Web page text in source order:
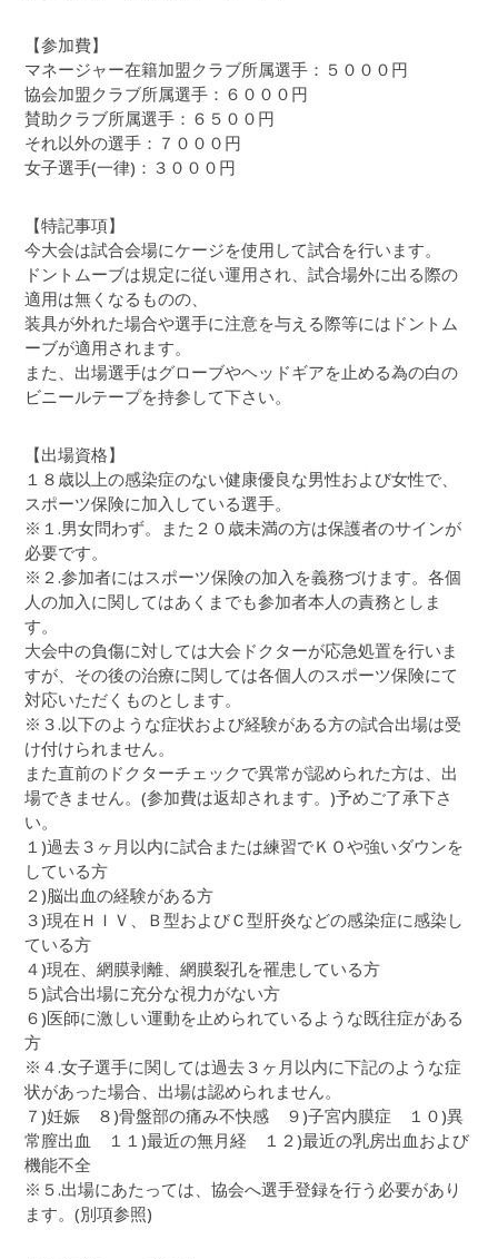
【参加費】
マネージャー在籍加盟クラブ所属選手：５０００円
協会加盟クラブ所属選手：６０００円
賛助クラブ所属選手：６５００円
それ以外の選手：７０００円
女子選手(一律)：３０００円
【特記事項】
今大会は試合会場にケージを使用して試合を行います。
ドントムーブは規定に従い運用され、試合場外に出る際の
適用は無くなるものの、
装具が外れた場合や選手に注意を与える際等にはドントム
ーブが適用されます。
また、出場選手はグローブやヘッドギアを止める為の白の
ビニールテープを持参して下さい。
【出場資格】
１８歳以上の感染症のない健康優良な男性および女性で、
スポーツ保険に加入している選手。
※１.男女問わず。また２０歳未満の方は保護者のサインが
必要です。
※２.参加者にはスポーツ保険の加入を義務づけます。各個
人の加入に関してはあくまでも参加者本人の責務としま
す。
大会中の負傷に対しては大会ドクターが応急処置を行いま
すが、その後の治療に関しては各個人のスポーツ保険にて
対応いただくものとします。
※３.以下のような症状および経験がある方の試合出場は受
け付けられません。
また直前のドクターチェックで異常が認められた方は、出
場できません。(参加費は返却されます。)予めご了承下さ
い。
１)過去３ヶ月以内に試合または練習でＫＯや強いダウンを
している方
２)脳出血の経験がある方
３)現在ＨＩＶ、Ｂ型およびＣ型肝炎などの感染症に感染し
ている方
４)現在、網膜剥離、網膜裂孔を罹患している方
５)試合出場に充分な視力がない方
６)医師に激しい運動を止められているような既往症がある
方
※４.女子選手に関しては過去３ヶ月以内に下記のような症
状があった場合、出場は認められません。
７)妊娠 ８)骨盤部の痛み不快感 ９)子宮内膜症 １０)異
常膣出血 １１)最近の無月経 １２)最近の乳房出血および
機能不全
※５.出場にあたっては、協会へ選手登録を行う必要があり
ます。(別項参照)